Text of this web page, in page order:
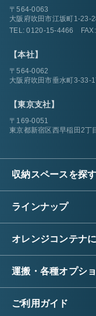
〒564-0063
大阪府吹田市江坂町1-23-
TEL:0120-15-4466
【本社】
〒564-0062
大阪府吹田市垂水町3-33-
【東京支社】
〒169-0051
東京都新宿区西早稲田2丁
収納スペースを探す
ラインナップ
オレンジコンテナ
運搬・各種オプシ
ご利用ガイド